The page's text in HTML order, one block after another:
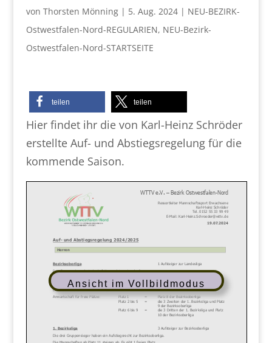
von Thorsten Mönning| 5. Aug. 2024| NEU-BEZIRK-
Ostwestfalen-Nord-REGULARIEN, NEU-Bezirk-
Ostwestfalen-Nord-STARTSEITE
teilen teilen
Hier findet ihr die von Karl-Heinz Schröder
erstellte Auf- und Abstiegsregelung für die
kommende Saison.
Ansicht im Vollbildmodus